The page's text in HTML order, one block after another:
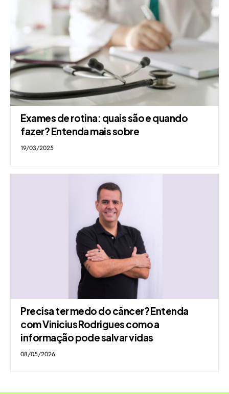
Exames de rotina: quais são e quando
fazer? Entenda mais sobre
19/03/2025
Precisa ter medo do câncer? Entenda
com Vinicius Rodrigues como a
informação pode salvar vidas
08/05/2026